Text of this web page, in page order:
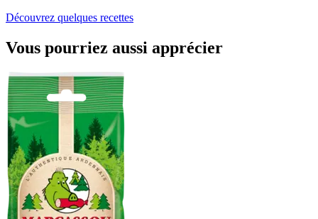
Découvrez quelques recettes
Vous pourriez aussi apprécier